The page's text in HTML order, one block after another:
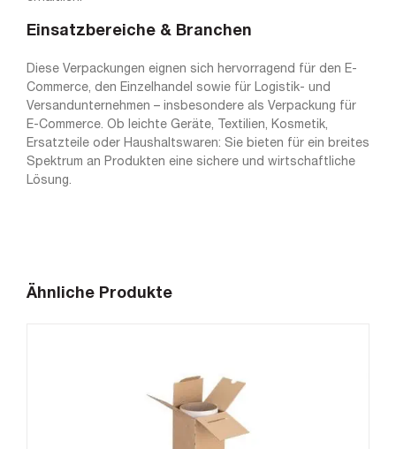
Einsatzbereiche & Branchen
Diese Verpackungen eignen sich hervorragend für den E-
Commerce, den Einzelhandel sowie für Logistik- und
Versandunternehmen – insbesondere als Verpackung für
E-Commerce. Ob leichte Geräte, Textilien, Kosmetik,
Ersatzteile oder Haushaltswaren: Sie bieten für ein breites
Spektrum an Produkten eine sichere und wirtschaftliche
Lösung.
Ähnliche Produkte